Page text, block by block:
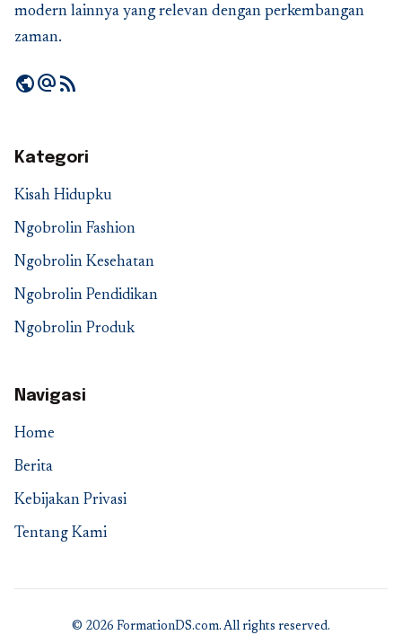
modern lainnya yang relevan dengan perkembangan
zaman.
publicalternate_emailrss_feed
Kategori
Kisah Hidupku
Ngobrolin Fashion
Ngobrolin Kesehatan
Ngobrolin Pendidikan
Ngobrolin Produk
Navigasi
Home
Berita
Kebijakan Privasi
Tentang Kami
© 2026 FormationDS.com. All rights reserved.